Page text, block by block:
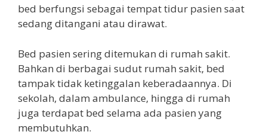
bed berfungsi sebagai tempat tidur pasien saat
sedang ditangani atau dirawat.
Bed pasien sering ditemukan di rumah sakit.
Bahkan di berbagai sudut rumah sakit, bed
tampak tidak ketinggalan keberadaannya. Di
sekolah, dalam ambulance, hingga di rumah
juga terdapat bed selama ada pasien yang
membutuhkan.